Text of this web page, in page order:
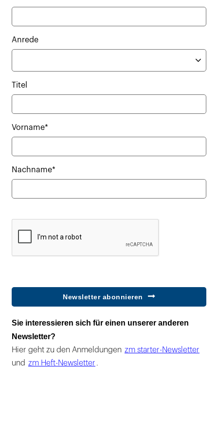
Anrede
Titel
Vorname*
Nachname*
Newsletter abonnieren
Sie interessieren sich für einen unserer anderen
Newsletter?
Hier geht zu den Anmeldungen zm starter-Newsletter
und zm Heft-Newsletter .